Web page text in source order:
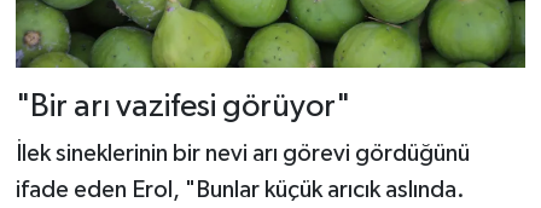
"Bir arı vazifesi görüyor"
İlek sineklerinin bir nevi arı görevi gördüğünü
ifade eden Erol, "Bunlar küçük arıcık aslında.